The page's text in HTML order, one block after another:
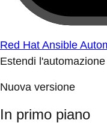
Red Hat Ansible
Estendi
Nuova versione
In primo piano